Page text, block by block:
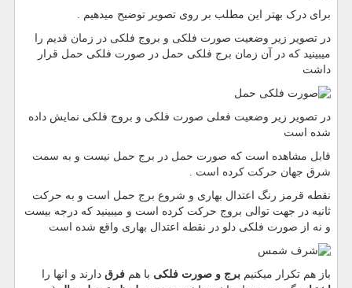
برای درک بهتر این مطلب بر روی تصویر توضیح میدهیم .
در تصویر زیر وضعیت صورت فلکی و بروج فلکی در زمان قدیم را
میبینید که در آن زمان برج فلکی حمل در صورت فلکی حمل قرار
داشت
در تصویر زیر وضعیت فعلی صورت فلکی و بروج فلکی نمایش داده
شده است
قابل مشاهده است که صورت حمل در برج حمل نیست و به سمت
شرق جهان حرکت کرده است .
نقطه قرمز رنگ اعتدال بهاری و شروع برج حمل است و به حرکت
ثانیه در جهت توالی بروج حرکت کرده است و میبینید که درجه بیست
و نه از صورت فلکی دلو در نقطه اعتدال بهاری واقع شده است
باز هم تکرار میکنیم برج و صورت فلکی با هم فرق دارند و انها را